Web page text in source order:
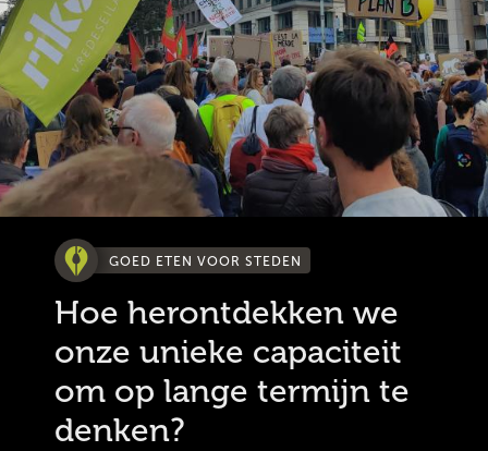
GOED ETEN VOOR STEDEN
Hoe herontdekken we
onze unieke capaciteit
om op lange termijn te
denken?